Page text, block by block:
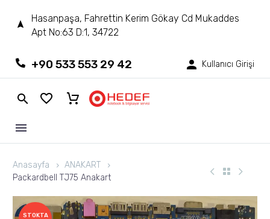
Hasanpaşa, Fahrettin Kerim Gökay Cd Mukaddes
Apt No:63 D:1, 34722
+90 533 553 29 42 Kullanıcı Girişi
Anasayfa
ANAKART
Packardbell TJ75 Anakart
STOKTA